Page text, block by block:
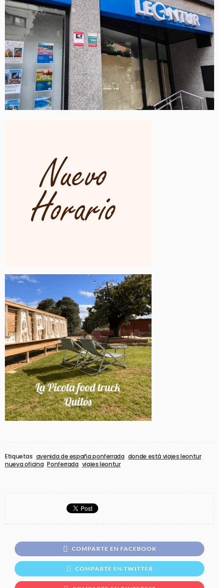
Etiquetas avenida de españa ponferrada donde está viajes leontur
nueva oficina Ponferrada viajes leontur
COMPARTE EN FACEBOOK
COMPARTE EN TWITTER